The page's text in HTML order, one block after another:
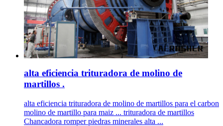
alta eficiencia trituradora de molino de
martillos .
alta eficiencia trituradora de molino de martillos para el carbon
molino de martillo para maiz ... trituradora de martillos
Chancadora romper piedras minerales alta ...